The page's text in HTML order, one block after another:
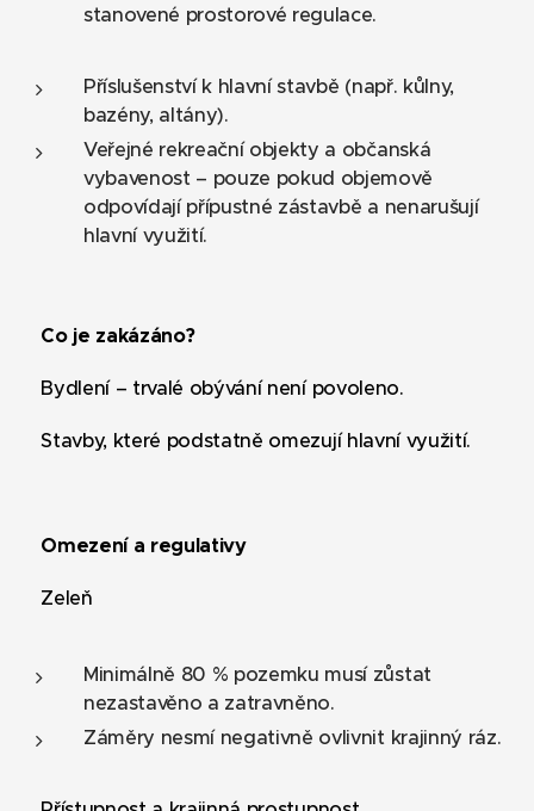
stanovené prostorové regulace.
Příslušenství k hlavní stavbě (např. kůlny,
bazény, altány).
Veřejné rekreační objekty a občanská
vybavenost – pouze pokud objemově
odpovídají přípustné zástavbě a nenarušují
hlavní využití.
Co je zakázáno?
⛔ Bydlení – trvalé obývání není povoleno.
⛔ Stavby, které podstatně omezují hlavní využití.
Omezení a regulativy
📌 Zeleň
Minimálně 80 % pozemku musí zůstat
nezastavěno a zatravněno.
Záměry nesmí negativně ovlivnit krajinný ráz.